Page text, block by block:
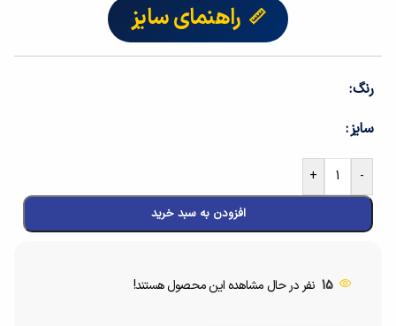
راهنمای سایز
رنگ
سایز
-
+
افزودن به سبد خرید
15 نفر در حال مشاهده این محصول هستند!